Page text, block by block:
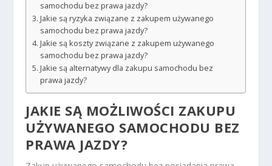
samochodu bez prawa jazdy?
Jakie są ryzyka związane z zakupem używanego
samochodu bez prawa jazdy?
Jakie są koszty związane z zakupem używanego
samochodu bez prawa jazdy?
Jakie są alternatywy dla zakupu samochodu bez
prawa jazdy?
JAKIE SĄ MOŻLIWOŚCI ZAKUPU
UŻYWANEGO SAMOCHODU BEZ
PRAWA JAZDY?